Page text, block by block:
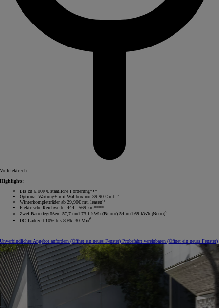
Vollelektrisch
Highlights:
Bis zu 6.000 € staatliche Förderung***
Optional Wartung+ mit Wallbox nur 39,90 € mtl.⁷
Winterkompletträder ab 29,90€ mtl leasen¹⁵
Elektrische Reichweite: 444 - 569 km****
Zwei Batteriegrößen: 57,7 und 73,1 kWh (Brutto) 54 und 69 kWh (Netto)5
DC Ladezeit 10% bis 80%: 30 Min6
Unverbindliches Angebot anfordern (Öffnet ein neues Fenster) Probefahrt vereinbaren (Öffnet ein neues Fenster)